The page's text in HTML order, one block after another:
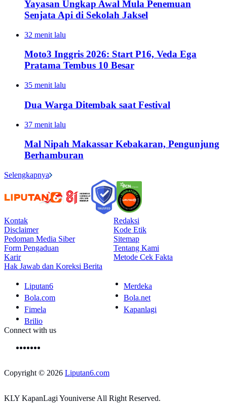
Yayasan Ungkap Awal Mula Penemuan
Senjata Api di Sekolah Jaksel
32 menit lalu
Moto3 Inggris 2026: Start P16, Veda Ega
Pratama Tembus 10 Besar
35 menit lalu
Dua Warga Ditembak saat Festival
37 menit lalu
Mal Nipah Makassar Kebakaran, Pengunjung
Berhamburan
Selengkapnya
Kontak
Redaksi
Disclaimer
Kode Etik
Pedoman Media Siber
Sitemap
Form Pengaduan
Tentang Kami
Karir
Metode Cek Fakta
Hak Jawab dan Koreksi Berita
Liputan6
Merdeka
Bola.com
Bola.net
Fimela
Kapanlagi
Brilio
Connect with us
Copyright © 2026 Liputan6.com
KLY KapanLagi Youniverse All Right Reserved.